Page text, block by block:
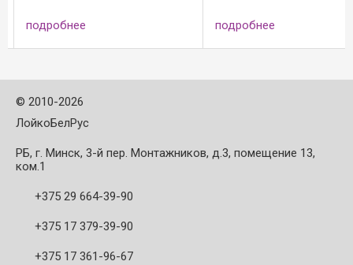
циклей; - выход профиля 6
градусов; - режущая кромка с
фаской против образования
...
подробнее
против образования;
волосяных трещин; -
материал: HW; - HL Board
подробнее
© 2010-2026
ЛойкоБелРус
РБ, г. Минск, 3-й пер. Монтажников, д.3, помещение 13,
ком.1
+375 29 664-39-90
+375 17 379-39-90
+375 17 361-96-67